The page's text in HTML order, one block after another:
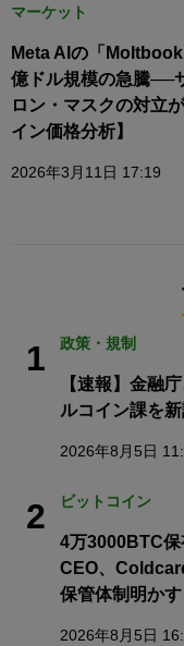
マーケット
Meta AIの「
億ドル規模の急騰──
ロン・マスクの対立
イン価格分析】
2026年3月11日 17:19
1 政策・規制
【速報】金融
ルコイン課を
2026年8月5日
2 ビットコイン
4万3000BTC保
CEO、
保管体制明かす
2026年8月5日